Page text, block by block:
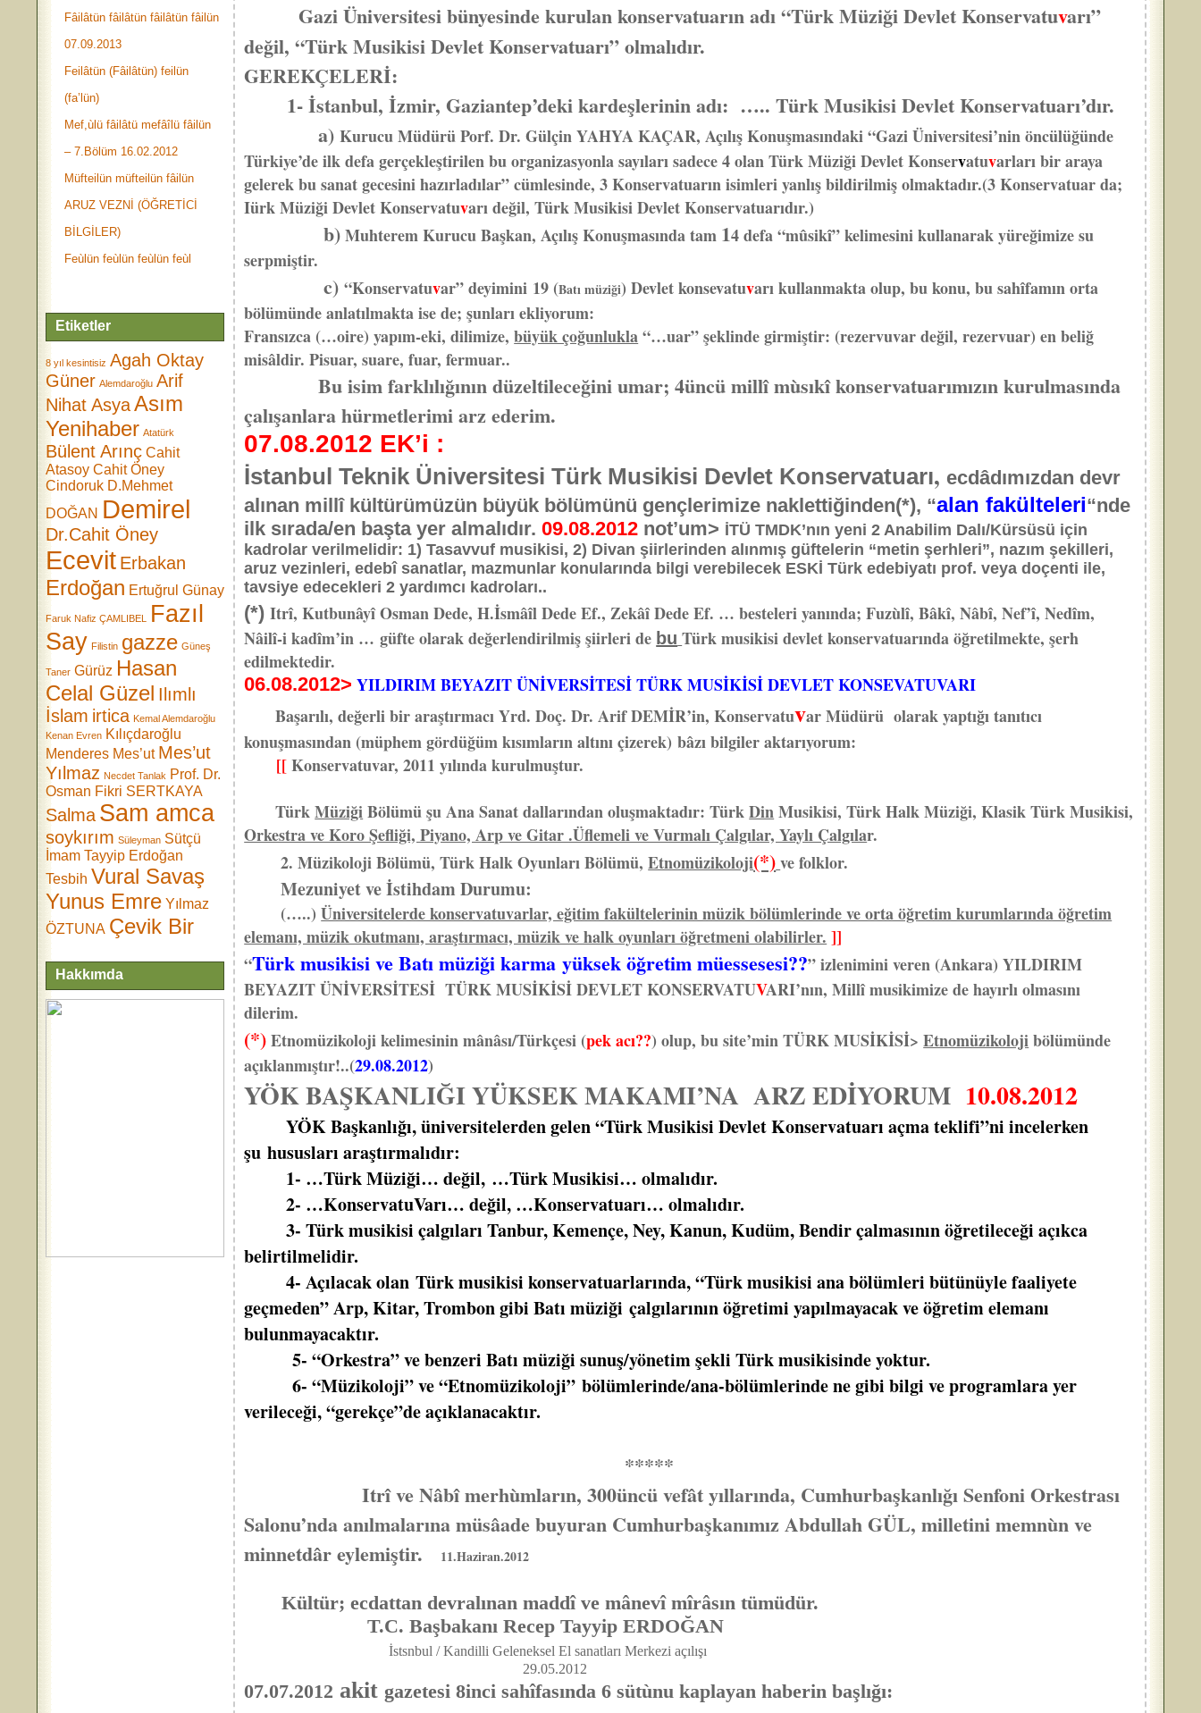
Fâilâtün fâilâtün fâilâtün fâilün
07.09.2013
Feilâtün (Fâilâtün) feilün
(fa’lün)
Mef,ùlü fâilâtü mefâîlü fâilün
– 7.Bölüm 16.02.2012
Müfteilün müfteilün fâilün
ARUZ VEZNİ (ÖĞRETİCİ
BİLGİLER)
Feùlün feùlün feùlün feùl
Etiketler
8 yıl kesintisiz Agah Oktay
Güner Alemdaroğlu Arif
Nihat AsyaAsım
Yenihaber Atatürk
Bülent Arınç Cahit
Atasoy Cahit Öney
Cindoruk D.Mehmet
DOĞAN Demirel
Dr.Cahit Öney
Ecevit Erbakan
Erdoğan Ertuğrul Günay
Faruk Nafiz ÇAMLIBEL
Fazıl
Say Filistin gazze Güneş
Taner Gürüz Hasan
Celal Güzel Ilımlı
İslam irtica Kemal Alemdaroğlu
Kenan Evren Kılıçdaroğlu
Menderes Mes’ut Mes’ut
Yılmaz Necdet Tanlak Prof. Dr.
Osman Fikri SERTKAYA
Salma Sam amca
soykırım Süleyman Sütçü
İmam Tayyip Erdoğan
Tesbih Vural Savaş
Yunus Emre Yılmaz
ÖZTUNA Çevik Bir
Hakkımda
Gazi Üniversitesi bünyesinde kurulan konservatuarın adı “Türk Müziği Devlet Konservatuvarı”
değil, “Türk Musikisi Devlet Konservatuarı” olmalıdır.
GEREKÇELERİ:
1- İstanbul, İzmir, Gaziantep’deki kardeşlerinin adı: ….. Türk Musikisi Devlet Konservatuarı’dır.
a)Kurucu Müdürü Porf. Dr. Gülçin YAHYA KAÇAR, Açılış Konuşmasındaki “Gazi Üniversitesi’nin öncülüğünde
Türkiye’de ilk defa gerçekleştirilen bu organizasyonla sayıları sadece 4 olan Türk Müziği Devlet Konservatuvarları bir araya
gelerek bu sanat gecesini hazırladılar” cümlesinde, 3 Konservatuarın isimleri yanlış bildirilmiş olmaktadır.(3 Konservatuar da;
Iürk Müziği Devlet Konservatuvarı değil, Türk Musikisi Devlet Konservatuarıdır.)
b)Muhterem Kurucu Başkan, Açılış Konuşmasında tam 14 defa “mûsikî” kelimesini kullanarak yüreğimize su
serpmiştir.
c) “Konservatuvar” deyimini 19 (Batı müziği) Devlet konsevatuvarı kullanmakta olup, bu konu, bu sahîfamın orta
bölümünde anlatılmakta ise de; şunları ekliyorum:
Fransızca (…oire) yapım-eki, dilimize,büyük çoğunlukla“…uar” şeklinde girmiştir: (rezervuvar değil, rezervuar) en beliğ
misâldir. Pisuar, suare, fuar, fermuar..
Bu isim farklılığının düzeltileceğini umar; 4üncü millî mùsıkî konservatuarımızın kurulmasında
çalışanlara hürmetlerimi arz ederim.
07.08.2012 EK’i :
İstanbul Teknik Üniversitesi Türk Musikisi Devlet Konservatuarı, ecdâdımızdan devr
alınan millî kültürümüzün büyük bölümünü gençlerimize naklettiğinden(*), “alan fakülteleri“nde
ilk sırada/en başta yer almalıdır.09.08.2012 not’um> İTÜ TMDK’nın yeni 2 Anabilim Dalı/Kürsüsü için
kadrolar verilmelidir: 1) Tasavvuf musikisi, 2) Divan şiirlerinden alınmış güftelerin “metin şerhleri”, nazım şekilleri,
aruz vezinleri, edebî sanatlar, mazmunlar konularında bilgi verebilecek ESKİ Türk edebiyatı prof. veya doçenti ile,
tavsiye edecekleri 2 yardımcı kadroları..
(*) Itrî, Kutbunâyî Osman Dede, H.İsmâîl Dede Ef., Zekâî Dede Ef. … besteleri yanında; Fuzùlî, Bâkî, Nâbî, Nef’î, Nedîm,
Nâilî-i kadîm’in … güfte olarak değerlendirilmiş şiirleri de bu Türk musikisi devlet konservatuarında öğretilmekte, şerh
edilmektedir.
06.08.2012> YILDIRIM BEYAZIT ÜNİVERSİTESİ TÜRK MUSİKİSİ DEVLET KONSEVATUVARI
Başarılı, değerli bir araştırmacı Yrd. Doç. Dr. Arif DEMİR’in, Konservatuvar Müdürü olarak yaptığı tanıtıcı
konuşmasından (müphem gördüğüm kısımların altını çizerek) bâzı bilgiler aktarıyorum:
[[Konservatuvar, 2011 yılında kurulmuştur.
TürkMüziğiBölümü şu Ana Sanat dallarından oluşmaktadır: TürkDinMusikisi, Türk Halk Müziği, Klasik Türk Musikisi,
Orkestra ve Koro Şefliği, Piyano, Arp ve Gitar .Üflemeli ve Vurmalı Çalgılar, Yaylı Çalgılar.
2. Müzikoloji Bölümü, Türk Halk Oyunları Bölümü,Etnomüzikoloji(*) ve folklor.
Mezuniyet ve İstihdam Durumu:
(…..)Üniversitelerde konservatuvarlar, eğitim fakültelerinin müzik bölümlerinde ve orta öğretim kurumlarında öğretim
elemanı, müzik okutmanı, araştırmacı, müzik ve halk oyunları öğretmeni olabilirler. ]]
“Türk musikisi ve Batı müziği karma yüksek öğretim müessesesi??” izlenimini veren (Ankara) YILDIRIM
BEYAZIT ÜNİVERSİTESİ TÜRK MUSİKİSİ DEVLET KONSERVATUVARI’nın, Millî musikimize de hayırlı olmasını
dilerim.
(*)Etnomüzikoloji kelimesinin mânâsı/Türkçesi (pek acı??) olup, bu site’min TÜRK MUSİKİSİ>Etnomüzikolojibölümünde
açıklanmıştır!..(29.08.2012)
YÖK BAŞKANLIĞI YÜKSEK MAKAMI’NA ARZ EDİYORUM 10.08.2012
YÖK Başkanlığı, üniversitelerden gelen “Türk Musikisi Devlet Konservatuarı açma teklifi”ni incelerken
şu hususları araştırmalıdır:
1- …Türk Müziği… değil, …Türk Musikisi… olmalıdır.
2- …KonservatuVarı… değil, …Konservatuarı… olmalıdır.
3- Türk musikisi çalgıları Tanbur, Kemençe, Ney, Kanun, Kudüm, Bendir çalmasının öğretileceği açıkca
belirtilmelidir.
4- Açılacak olan Türk musikisi konservatuarlarında, “Türk musikisi ana bölümleri bütünüyle faaliyete
geçmeden” Arp, Kitar, Trombon gibi Batı müziği çalgılarının öğretimi yapılmayacak ve öğretim elemanı
bulunmayacaktır.
5- “Orkestra” ve benzeri Batı müziği sunuş/yönetim şekli Türk musikisinde yoktur.
6- “Müzikoloji” ve “Etnomüzikoloji” bölümlerinde/ana-bölümlerinde ne gibi bilgi ve programlara yer
verileceği, “gerekçe”de açıklanacaktır.
*****
Itrî ve Nâbî merhùmların, 300üncü vefât yıllarında, Cumhurbaşkanlığı Senfoni Orkestrası
Salonu’nda anılmalarına müsâade buyuran Cumhurbaşkanımız Abdullah GÜL, milletini memnùn ve
minnetdâr eylemiştir.
11.Haziran.2012
Kültür; ecdattan devralınan maddî ve mânevî mîrâsın tümüdür.
T.C. Başbakanı Recep Tayyip ERDOĞAN
İstsnbul / Kandilli Geleneksel El sanatları Merkezi açılışı
29.05.2012
07.07.2012 akit gazetesi 8inci sahîfasında 6 sütùnu kaplayan haberin başlığı: